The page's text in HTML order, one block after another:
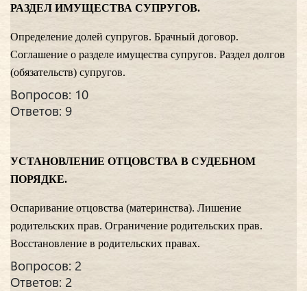
РАЗДЕЛ ИМУЩЕСТВА СУПРУГОВ.
Определение долей супругов. Брачный договор.
Соглашение о разделе имущества супругов. Раздел долгов
(обязательств) супругов.
Вопросов: 10
Ответов: 9
УСТАНОВЛЕНИЕ ОТЦОВСТВА В СУДЕБНОМ
ПОРЯДКЕ.
Оспаривание отцовства (материнства). Лишение
родительских прав. Ограничение родительских прав.
Восстановление в родительских правах.
Вопросов: 2
Ответов: 2